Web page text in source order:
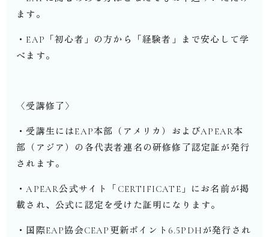
ます。
・EAP「初心者」の方から「経験者」まで安心して学
べます。
〈受講修了〉
・受講生にはEAP本部（アメリカ）およびAPEAR本
部（アジア）の各代表者連名の研修修了認定証が発行
されます。
・APEAR公式サイト「CERTIFICATE」にお名前が掲
載され、公式に認定を受けた証明になります。
・国際EAP協会CEAP更新ポイント6.5PDHが発行され